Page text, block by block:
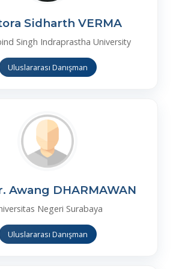
Sidharth VERMA
Singh Indraprastha University
Uluslararası Danışman
Awang DHARMAWAN
Negeri Surabaya
Uluslararası Danışman